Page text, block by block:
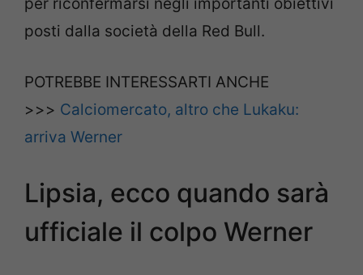
per riconfermarsi negli importanti obiettivi
posti dalla società della Red Bull.
POTREBBE INTERESSARTI ANCHE
>>> Calciomercato, altro che Lukaku:
arriva Werner
Lipsia, ecco quando sarà
ufficiale il colpo Werner